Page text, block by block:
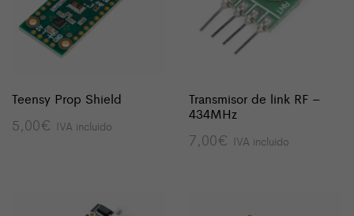
Teensy Prop Shield
5,00€ IVA incluido
Transmisor de link RF –
434MHz
7,00€ IVA incluido